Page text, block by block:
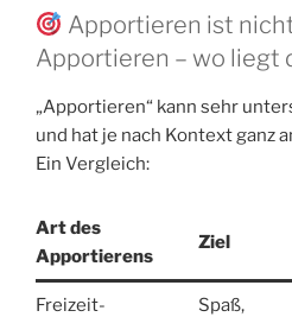
Apportieren ist
Apportieren – wo liegt
„Apportieren“ kann sehr
und hat je nach Kontext ganz
Ein Vergleich:
Art des
Apportierens
Ziel
Freizeit-
Spaß,